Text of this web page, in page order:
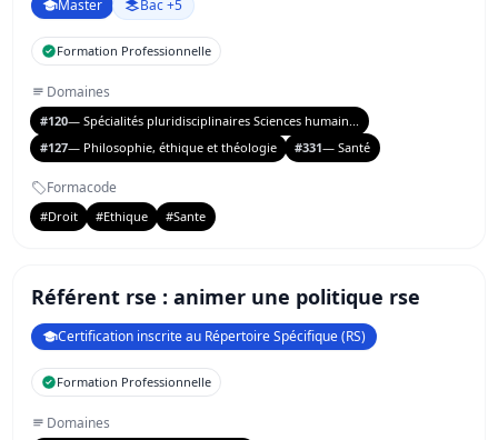
Master Bac +5
Formation Professionnelle
Domaines
#120— Spécialités pluridisciplinaires Sciences humain...
#127— Philosophie, éthique et théologie #331— Santé
Formacode
#Droit #Ethique #Sante
Référent rse : animer une politique rse
Certification inscrite au Répertoire Spécifique (RS)
Formation Professionnelle
Domaines